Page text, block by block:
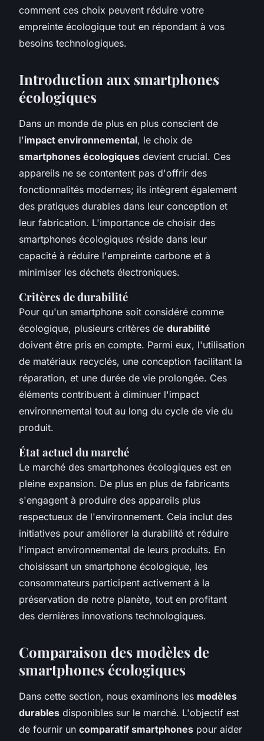
comment ces choix peuvent réduire votre
empreinte écologique tout en répondant à vos
besoins technologiques.
Introduction aux smartphones
écologiques
Dans un monde de plus en plus conscient de
l'impact environnemental, le choix de
smartphones écologiques devient crucial. Ces
appareils ne se contentent pas d'offrir des
fonctionnalités modernes; ils intègrent également
des pratiques durables dans leur conception et
leur fabrication. L'importance de choisir des
smartphones écologiques réside dans leur
capacité à réduire l'empreinte carbone et à
minimiser les déchets électroniques.
Critères de durabilité
Pour qu'un smartphone soit considéré comme
écologique, plusieurs critères de durabilité
doivent être pris en compte. Parmi eux, l'utilisation
de matériaux recyclés, une conception facilitant la
réparation, et une durée de vie prolongée. Ces
éléments contribuent à diminuer l'impact
environnemental tout au long du cycle de vie du
produit.
État actuel du marché
Le marché des smartphones écologiques est en
pleine expansion. De plus en plus de fabricants
s'engagent à produire des appareils plus
respectueux de l'environnement. Cela inclut des
initiatives pour améliorer la durabilité et réduire
l'impact environnemental de leurs produits. En
choisissant un smartphone écologique, les
consommateurs participent activement à la
préservation de notre planète, tout en profitant
des dernières innovations technologiques.
Comparaison des modèles de
smartphones écologiques
Dans cette section, nous examinons les modèles
durables disponibles sur le marché. L'objectif est
de fournir un comparatif smartphones pour aider